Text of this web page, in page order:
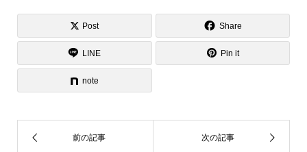
e
ss
a
g
e
n nt
st
a
c
e
b
o
k
m
ail
有
Post Share
LINE Pin it
note